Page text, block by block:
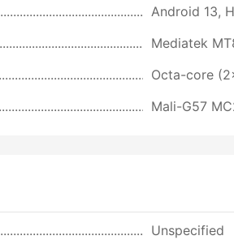
Android 13,
Mediatek
Octa-core
Mali-G57
Unspecified